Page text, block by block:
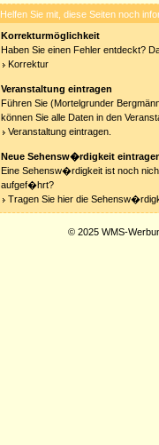
Helfen Sie mit, diese Seiten noch
Korrekturmöglichkeit
Haben Sie einen Fehler entdeckt?
Korrektur
Veranstaltung eintragen
Führen Sie (Mortelgrunder
können Sie alle Daten in den
Veranstaltung eintragen.
Neue Sehensw�rdigkeit
Eine Sehensw�rdigkeit ist noch
aufgef�hrt?
Tragen Sie hier die
© 2025 WMS-